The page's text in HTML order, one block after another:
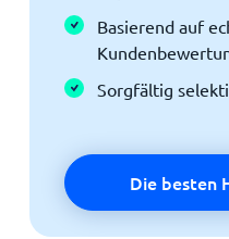
Basierend auf
Sorgfältig
Die besten